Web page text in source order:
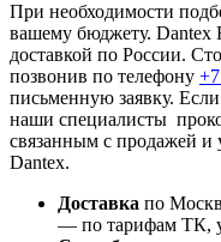
При необходимости
вашему бюджету. Dantex
доставкой по России.
позвонив по телефону
письменную заявку.
наши специалисты
связанным с продажей и
Dantex.
Доставка по
— по тарифам ТК,